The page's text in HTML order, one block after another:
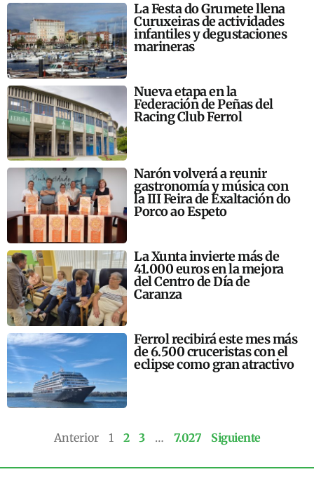
La Festa do Grumete llena
Curuxeiras de actividades
infantiles y degustaciones
marineras
Nueva etapa en la
Federación de Peñas del
Racing Club Ferrol
Narón volverá a reunir
gastronomía y música con
la III Feira de Exaltación do
Porco ao Espeto
La Xunta invierte más de
41.000 euros en la mejora
del Centro de Día de
Caranza
Ferrol recibirá este mes más
de 6.500 cruceristas con el
eclipse como gran atractivo
Anterior 1 2 3 … 7.027 Siguiente